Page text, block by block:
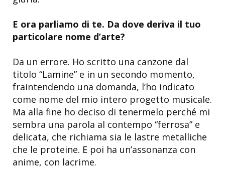
E ora parliamo di te. Da dove deriva il tuo
particolare nome d’arte?
Da un errore. Ho scritto una canzone dal
titolo “Lamine” e in un secondo momento,
fraintendendo una domanda, l’ho indicato
come nome del mio intero progetto musicale.
Ma alla fine ho deciso di tenermelo perché mi
sembra una parola al contempo “ferrosa” e
delicata, che richiama sia le lastre metalliche
che le proteine. E poi ha un’assonanza con
anime, con lacrime.